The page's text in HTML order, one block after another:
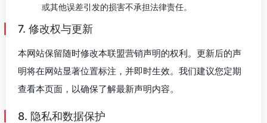
或其他误差引发的损害不承担法律责任。
7. 修改权与更新
本网站保留随时修改本联盟营销声明的权利。更新后的声
明将在网站显著位置标注，并即时生效。我们建议您定期
查看本页面，以确保了解最新声明内容。
8. 隐私和数据保护